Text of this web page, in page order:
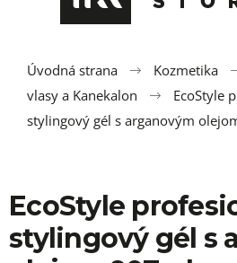
Úvodná strana Kozmetika
vlasy a Kanekalon
EcoStyle
stylingový gél s arganovým
EcoStyle
stylingový gél s
e
b
e
t
e